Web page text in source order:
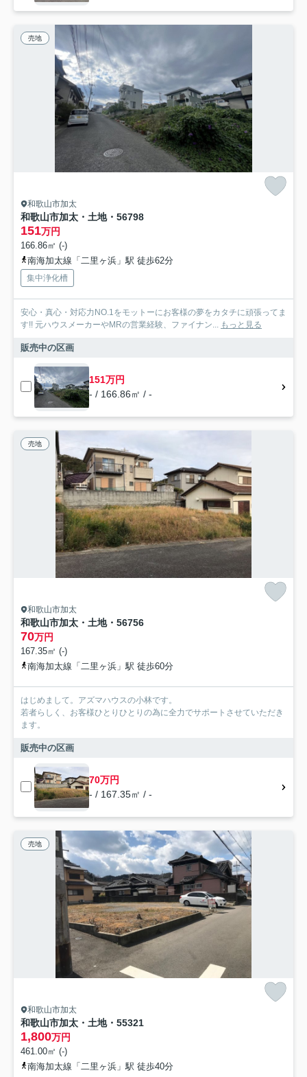
売地
和歌山市加太
和歌山市加太・土地・56798
151万円
166.86㎡ (-)
南海加太線「二里ヶ浜」駅 徒歩62分
集中浄化槽
安心・真心・対応力NO.1をモットーにお客様の夢をカタチに頑張ってま
す!! 元ハウスメーカーやMRの営業経験、ファイナン...
もっと見る
販売中の区画
151万円
- / 166.86㎡ / -
売地
和歌山市加太
和歌山市加太・土地・56756
70万円
167.35㎡ (-)
南海加太線「二里ヶ浜」駅 徒歩60分
はじめまして。アズマハウスの小林です。
若者らしく、お客様ひとりひとりの為に全力でサポートさせていただき
ます。
販売中の区画
70万円
- / 167.35㎡ / -
売地
和歌山市加太
和歌山市加太・土地・55321
1,800万円
461.00㎡ (-)
南海加太線「二里ヶ浜」駅 徒歩40分